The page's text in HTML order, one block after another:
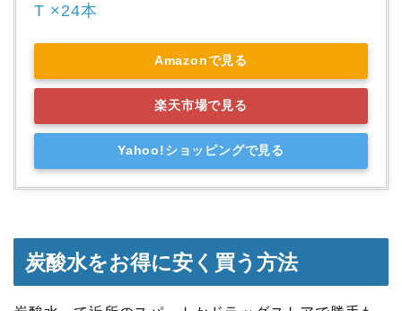
T ×24本
Amazonで見る
楽天市場で見る
Yahoo!ショッピングで見る
炭酸水をお得に安く買う方法